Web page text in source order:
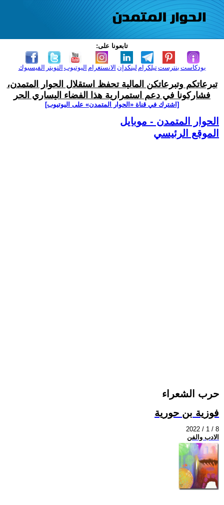
تابعونا على:
الفيسبوك التويتر اليوتيوب الانستغرام لينكدإن تيلكرامبنترست بودكاست
تبرعاتكم وتبرعاتكن المالية تحفظ استقلال الحوار المتمدن،
فشاركونا في دعم استمرارية هذا الفضاء اليساري الحر
[اشترك في قناة ‫«الحوار المتمدن» على اليوتيوب]
الحوار المتمدن - موبايل
الموقع الرئيسي
حرب الشعراء
فوزية بن حورية
2022 / 1 / 8
الادب والفن